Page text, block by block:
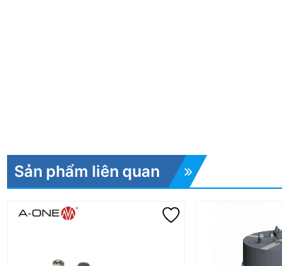
Sản phẩm liên quan